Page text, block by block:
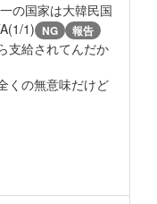
の国家は大韓民国
1) NG 報告
支給されてんだか
くの無意味だけど